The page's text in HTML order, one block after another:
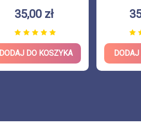
35,00 zł
DODAJ DO KOSZYKA